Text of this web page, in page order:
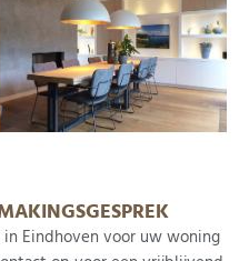
Eindhoven voor uw woning